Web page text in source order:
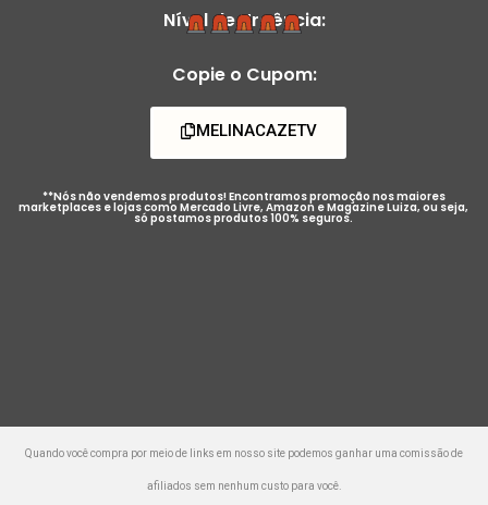
Nível de Urgência:
Copie o Cupom:
MELINACAZETV
**Nós não vendemos produtos! Encontramos promoção nos maiores
marketplaces e lojas como Mercado Livre, Amazon e Magazine Luiza, ou seja,
só postamos produtos 100% seguros.
Quando você compra por meio de links em nosso site podemos ganhar uma comissão de
afiliados sem nenhum custo para você.